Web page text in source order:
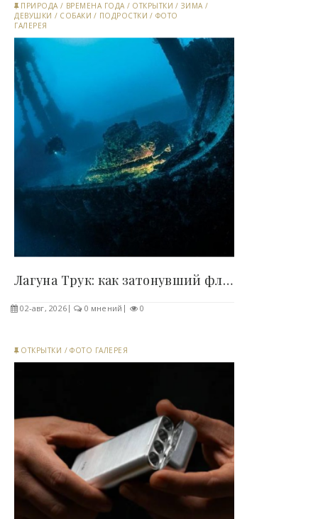
ПРИРОДА / ВРЕМЕНА ГОДА / ОТКРЫТКИ / ЗИМА /
ДЕВУШКИ / СОБАКИ / ПОДРОСТКИ / ФОТО
ГАЛЕРЕЯ
Лагуна Трук: как затонувший флот Японии..
02-авг, 2026 0 мнений 0
ОТКРЫТКИ /ФОТО ГАЛЕРЕЯ